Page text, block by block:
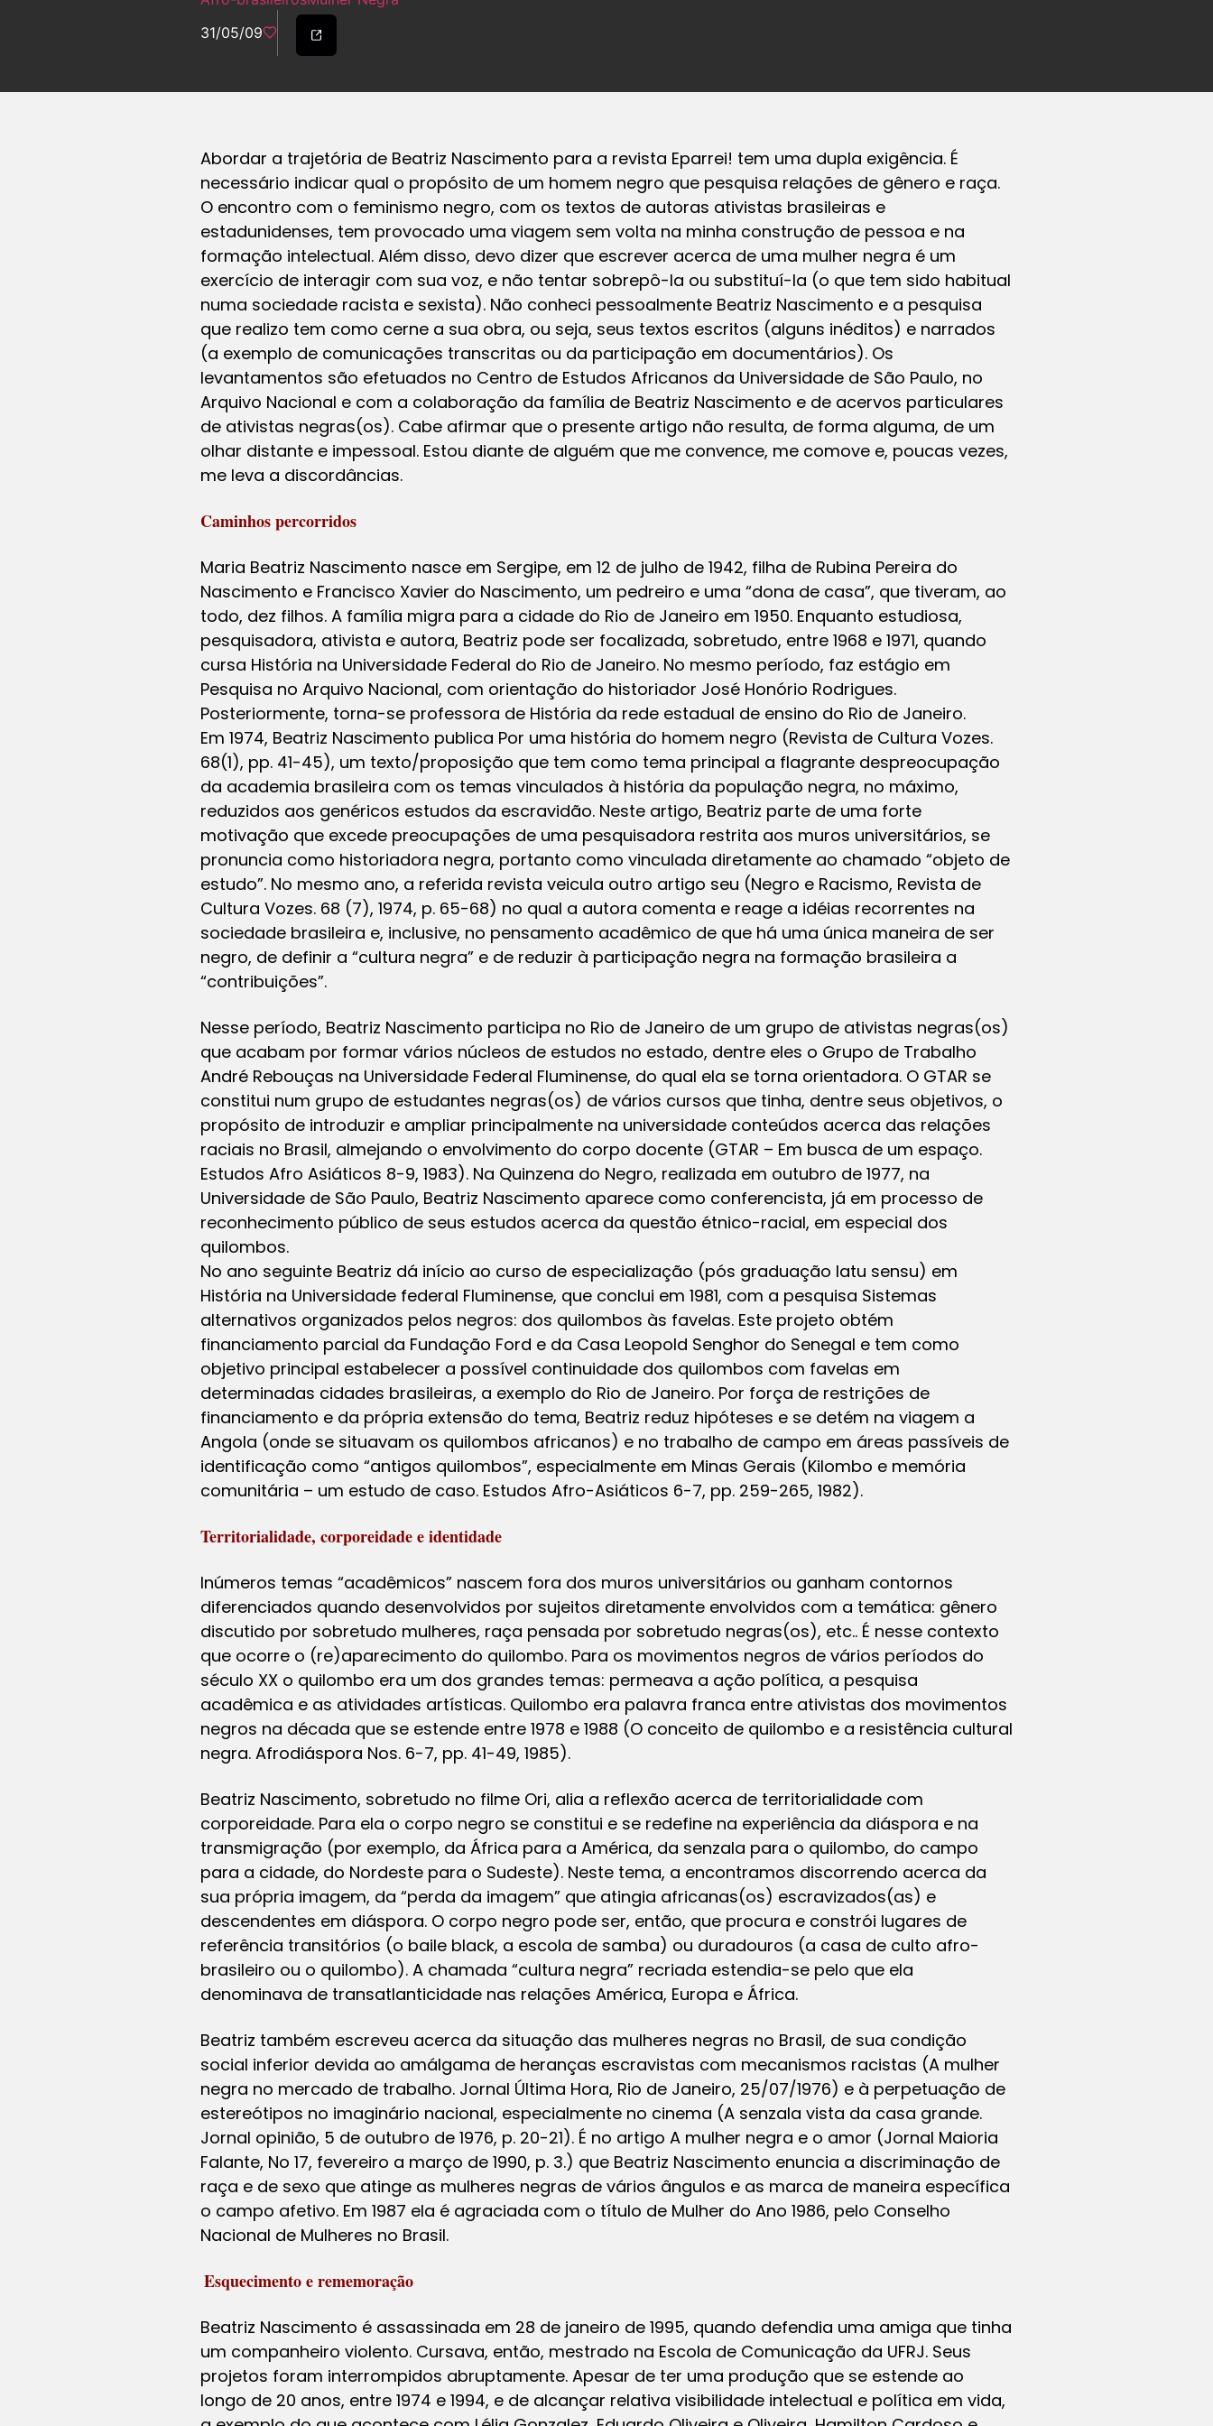
31/05/09
Abordar a trajetória de Beatriz Nascimento para a revista Eparrei! tem uma dupla exigência. É
necessário indicar qual o propósito de um homem negro que pesquisa relações de gênero e raça.
O encontro com o feminismo negro, com os textos de autoras ativistas brasileiras e
estadunidenses, tem provocado uma viagem sem volta na minha construção de pessoa e na
formação intelectual. Além disso, devo dizer que escrever acerca de uma mulher negra é um
exercício de interagir com sua voz, e não tentar sobrepô-la ou substituí-la (o que tem sido habitual
numa sociedade racista e sexista). Não conheci pessoalmente Beatriz Nascimento e a pesquisa
que realizo tem como cerne a sua obra, ou seja, seus textos escritos (alguns inéditos) e narrados
(a exemplo de comunicações transcritas ou da participação em documentários). Os
levantamentos são efetuados no Centro de Estudos Africanos da Universidade de São Paulo, no
Arquivo Nacional e com a colaboração da família de Beatriz Nascimento e de acervos particulares
de ativistas negras(os). Cabe afirmar que o presente artigo não resulta, de forma alguma, de um
olhar distante e impessoal. Estou diante de alguém que me convence, me comove e, poucas vezes,
me leva a discordâncias.
Caminhos percorridos
Maria Beatriz Nascimento nasce em Sergipe, em 12 de julho de 1942, filha de Rubina Pereira do
Nascimento e Francisco Xavier do Nascimento, um pedreiro e uma “dona de casa”, que tiveram, ao
todo, dez filhos. A família migra para a cidade do Rio de Janeiro em 1950. Enquanto estudiosa,
pesquisadora, ativista e autora, Beatriz pode ser focalizada, sobretudo, entre 1968 e 1971, quando
cursa História na Universidade Federal do Rio de Janeiro. No mesmo período, faz estágio em
Pesquisa no Arquivo Nacional, com orientação do historiador José Honório Rodrigues.
Posteriormente, torna-se professora de História da rede estadual de ensino do Rio de Janeiro.
Em 1974, Beatriz Nascimento publica Por uma história do homem negro (Revista de Cultura Vozes.
68(1), pp. 41-45), um texto/proposição que tem como tema principal a flagrante despreocupação
da academia brasileira com os temas vinculados à história da população negra, no máximo,
reduzidos aos genéricos estudos da escravidão. Neste artigo, Beatriz parte de uma forte
motivação que excede preocupações de uma pesquisadora restrita aos muros universitários, se
pronuncia como historiadora negra, portanto como vinculada diretamente ao chamado “objeto de
estudo”. No mesmo ano, a referida revista veicula outro artigo seu (Negro e Racismo, Revista de
Cultura Vozes. 68 (7), 1974, p. 65-68) no qual a autora comenta e reage a idéias recorrentes na
sociedade brasileira e, inclusive, no pensamento acadêmico de que há uma única maneira de ser
negro, de definir a “cultura negra” e de reduzir à participação negra na formação brasileira a
“contribuições”.
Nesse período, Beatriz Nascimento participa no Rio de Janeiro de um grupo de ativistas negras(os)
que acabam por formar vários núcleos de estudos no estado, dentre eles o Grupo de Trabalho
André Rebouças na Universidade Federal Fluminense, do qual ela se torna orientadora. O GTAR se
constitui num grupo de estudantes negras(os) de vários cursos que tinha, dentre seus objetivos, o
propósito de introduzir e ampliar principalmente na universidade conteúdos acerca das relações
raciais no Brasil, almejando o envolvimento do corpo docente (GTAR – Em busca de um espaço.
Estudos Afro Asiáticos 8-9, 1983). Na Quinzena do Negro, realizada em outubro de 1977, na
Universidade de São Paulo, Beatriz Nascimento aparece como conferencista, já em processo de
reconhecimento público de seus estudos acerca da questão étnico-racial, em especial dos
quilombos.
No ano seguinte Beatriz dá início ao curso de especialização (pós graduação latu sensu) em
História na Universidade federal Fluminense, que conclui em 1981, com a pesquisa Sistemas
alternativos organizados pelos negros: dos quilombos às favelas. Este projeto obtém
financiamento parcial da Fundação Ford e da Casa Leopold Senghor do Senegal e tem como
objetivo principal estabelecer a possível continuidade dos quilombos com favelas em
determinadas cidades brasileiras, a exemplo do Rio de Janeiro. Por força de restrições de
financiamento e da própria extensão do tema, Beatriz reduz hipóteses e se detém na viagem a
Angola (onde se situavam os quilombos africanos) e no trabalho de campo em áreas passíveis de
identificação como “antigos quilombos”, especialmente em Minas Gerais (Kilombo e memória
comunitária – um estudo de caso. Estudos Afro-Asiáticos 6-7, pp. 259-265, 1982).
Territorialidade, corporeidade e identidade
Inúmeros temas “acadêmicos” nascem fora dos muros universitários ou ganham contornos
diferenciados quando desenvolvidos por sujeitos diretamente envolvidos com a temática: gênero
discutido por sobretudo mulheres, raça pensada por sobretudo negras(os), etc.. É nesse contexto
que ocorre o (re)aparecimento do quilombo. Para os movimentos negros de vários períodos do
século XX o quilombo era um dos grandes temas: permeava a ação política, a pesquisa
acadêmica e as atividades artísticas. Quilombo era palavra franca entre ativistas dos movimentos
negros na década que se estende entre 1978 e 1988 (O conceito de quilombo e a resistência cultural
negra. Afrodiáspora Nos. 6-7, pp. 41-49, 1985).
Beatriz Nascimento, sobretudo no filme Ori, alia a reflexão acerca de territorialidade com
corporeidade. Para ela o corpo negro se constitui e se redefine na experiência da diáspora e na
transmigração (por exemplo, da África para a América, da senzala para o quilombo, do campo
para a cidade, do Nordeste para o Sudeste). Neste tema, a encontramos discorrendo acerca da
sua própria imagem, da “perda da imagem” que atingia africanas(os) escravizados(as) e
descendentes em diáspora. O corpo negro pode ser, então, que procura e constrói lugares de
referência transitórios (o baile black, a escola de samba) ou duradouros (a casa de culto afro-
brasileiro ou o quilombo). A chamada “cultura negra” recriada estendia-se pelo que ela
denominava de transatlanticidade nas relações América, Europa e África.
Beatriz também escreveu acerca da situação das mulheres negras no Brasil, de sua condição
social inferior devida ao amálgama de heranças escravistas com mecanismos racistas (A mulher
negra no mercado de trabalho. Jornal Última Hora, Rio de Janeiro, 25/07/1976) e à perpetuação de
estereótipos no imaginário nacional, especialmente no cinema (A senzala vista da casa grande.
Jornal opinião, 5 de outubro de 1976, p. 20-21). É no artigo A mulher negra e o amor (Jornal Maioria
Falante, No 17, fevereiro a março de 1990, p. 3.) que Beatriz Nascimento enuncia a discriminação de
raça e de sexo que atinge as mulheres negras de vários ângulos e as marca de maneira específica
o campo afetivo. Em 1987 ela é agraciada com o título de Mulher do Ano 1986, pelo Conselho
Nacional de Mulheres no Brasil.
Esquecimento e rememoração
Beatriz Nascimento é assassinada em 28 de janeiro de 1995, quando defendia uma amiga que tinha
um companheiro violento. Cursava, então, mestrado na Escola de Comunicação da UFRJ. Seus
projetos foram interrompidos abruptamente. Apesar de ter uma produção que se estende ao
longo de 20 anos, entre 1974 e 1994, e de alcançar relativa visibilidade intelectual e política em vida,